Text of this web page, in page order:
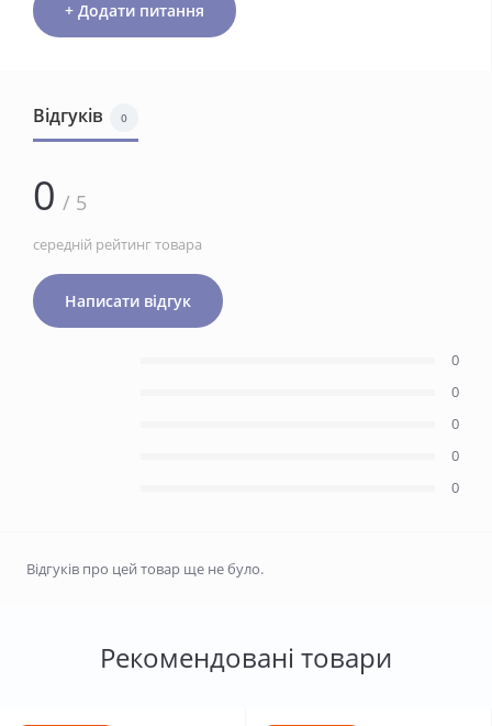
+ Додати питання
Відгуків 0
0 / 5
середній рейтинг товара
Написати відгук
0
0
0
0
0
Відгуків про цей товар ще не було.
Рекомендовані товари